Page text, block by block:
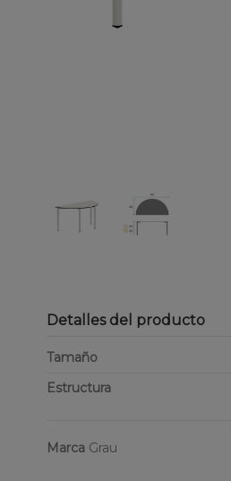
Detalles del producto
Tamaño
Estructura
Marca Grau